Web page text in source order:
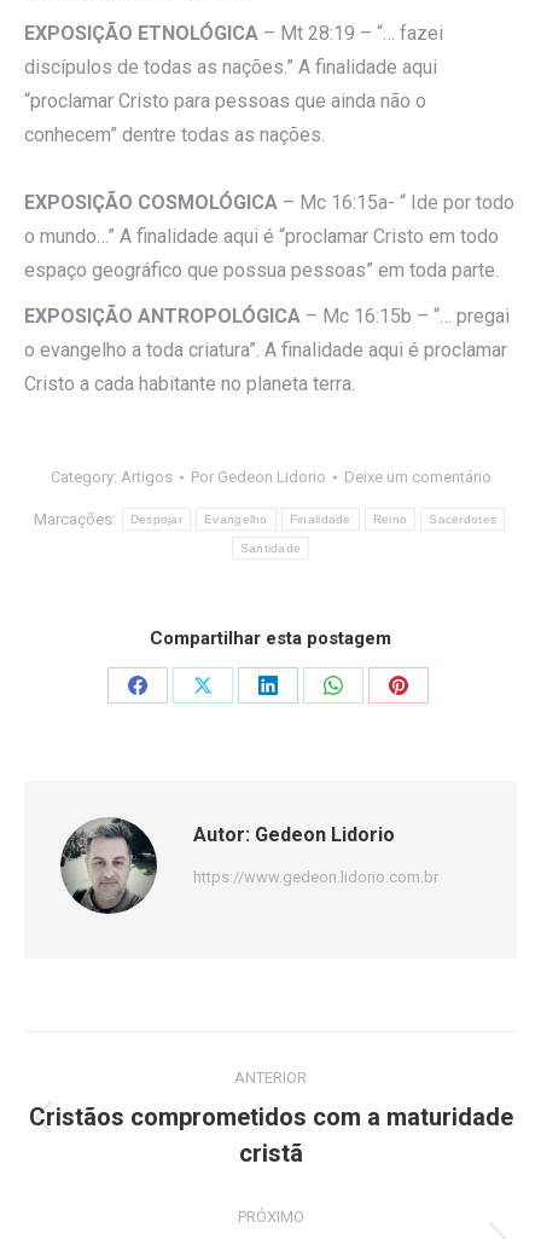
EXPOSIÇÃO ETNOLÓGICA – Mt 28:19 – “… fazei
discípulos de todas as nações.” A finalidade aqui
“proclamar Cristo para pessoas que ainda não o
conhecem” dentre todas as nações.
EXPOSIÇÃO COSMOLÓGICA – Mc 16:15a- “ Ide por todo
o mundo…” A finalidade aqui é “proclamar Cristo em todo
espaço geográfico que possua pessoas” em toda parte.
EXPOSIÇÃO ANTROPOLÓGICA – Mc 16:15b – “… pregai
o evangelho a toda criatura”. A finalidade aqui é proclamar
Cristo a cada habitante no planeta terra.
Category: Artigos Por Gedeon Lidorio Deixe um comentário
Marcações: Despojar Evangelho Finalidade Reino Sacerdotes
Santidade
Compartilhar esta postagem
Share
Share
Share
Share
Share
Autor: Gedeon Lidorio
https://www.gedeon.lidorio.com.br
de
ANTERIOR
Post
anterior:
Cristãos comprometidos com a maturidade
cristã
PRÓXIMO